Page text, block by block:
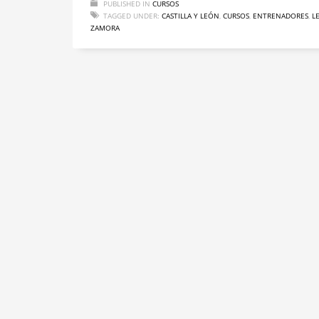
PUBLISHED IN CURSOS
TAGGED UNDER: CASTILLA Y LEÓN, CURSOS, ENTRENADORES,
ZAMORA